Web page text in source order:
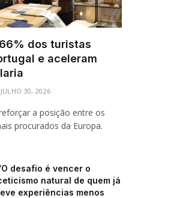
66% dos turistas
e aceleram
JULHO 30, 2026
a posição entre os
procurados da Europa.
desafio é vencer o
natural de quem já
experiências menos